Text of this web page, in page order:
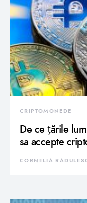
CRIPTOMONEDE
De ce țările
sa accepte
CORNELIA